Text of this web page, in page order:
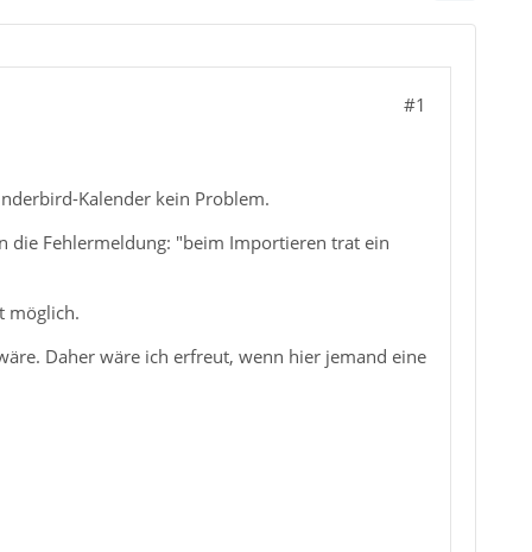
#1
Kalender kein Problem.
die Fehlermeldung: "beim Importieren trat ein
möglich.
Daher wäre ich erfreut, wenn hier jemand eine